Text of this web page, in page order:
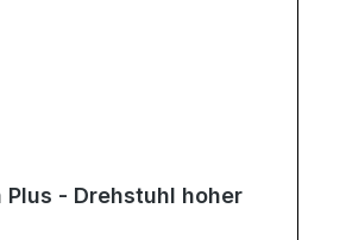
Plus - Drehstuhl hoher